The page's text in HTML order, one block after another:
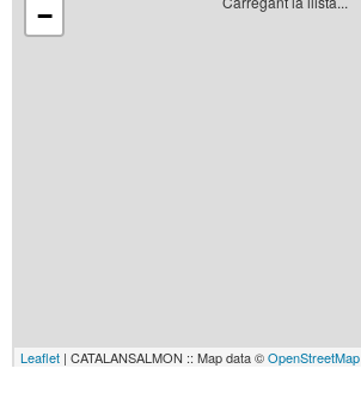
−
Leaflet | CATALANSALMON :: Map data ©OpenStreetMap